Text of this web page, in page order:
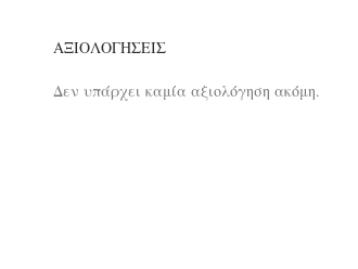
ΑΞΙΟΛΟΓΉΣΕΙΣ
Δεν υπάρχει καμία αξιολόγηση ακόμη.